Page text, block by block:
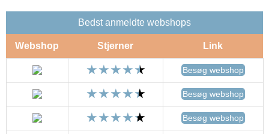
Bedst anmeldte webshops
Webshop Stjerner Link
Besøg webshop
Besøg webshop
Besøg webshop